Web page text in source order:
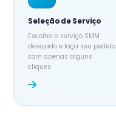
Seleção de Serviço
Escolha o serviço SMM
desejado e faça seu pedido
com apenas alguns
cliques.